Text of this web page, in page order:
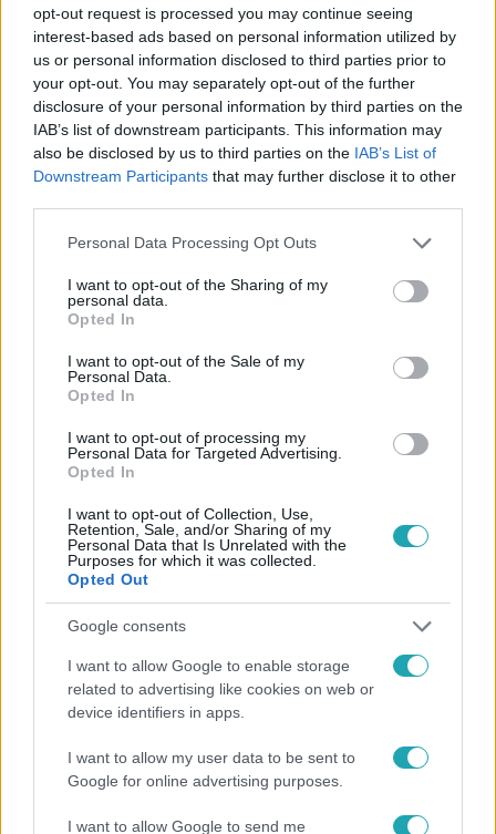
opt-out request is processed you may continue seeing
interest-based ads based on personal information utilized by
us or personal information disclosed to third parties prior to
your opt-out. You may separately opt-out of the further
disclosure of your personal information by third parties on the
IAB’s list of downstream participants. This information may
also be disclosed by us to third parties on the IAB’s List of
Downstream Participants that may further disclose it to other
Please note that this website/app uses one or more Google
not limited to your visit or usage behaviour. You may click to
grant or deny consent to Google and its third-party tags to
use your data for below specified purposes in below Google
consent section.
Personal Data Processing Opt Outs
I want to opt-out of the Sharing of my
personal data.
Opted In
I want to opt-out of the Sale of my
Personal Data.
Opted In
I want to opt-out of processing my
Personal Data for Targeted Advertising.
Opted In
I want to opt-out of Collection, Use,
Retention, Sale, and/or Sharing of my
Personal Data that Is Unrelated with the
Purposes for which it was collected.
Opted Out
Google consents
I want to allow Google to enable storage
related to advertising like cookies on web or
device identifiers in apps.
I want to allow my user data to be sent to
Google for online advertising purposes.
I want to allow Google to send me
Kövess minket, és értesülj a friss hírekről a
Facebookon is!
FÓKUSZ #ADÁSRÉSZLETEK SZABÓ ZSÓFI
KULISSZATITKOK SZABÓ KIMMEL TAMÁS
FLUOR TOMI
Népszerű